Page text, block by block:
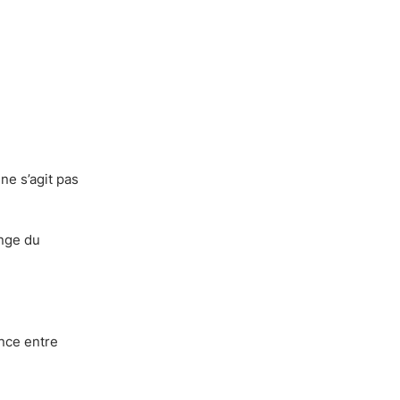
s’agit pas
du
entre